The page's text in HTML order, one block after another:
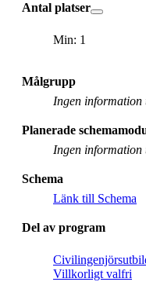
Antal platser
Min: 1
Målgrupp
Ingen information
Planerade
Ingen information
Schema
Länk till Schema
Del av program
Villkorligt valfri